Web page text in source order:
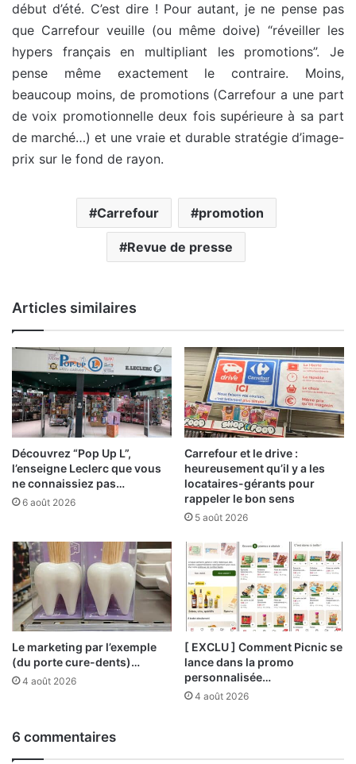
début d’été. C’est dire ! Pour autant, je ne pense pas
que Carrefour veuille (ou même doive) “réveiller les
hypers français en multipliant les promotions”. Je
pense même exactement le contraire. Moins,
beaucoup moins, de promotions (Carrefour a une part
de voix promotionnelle deux fois supérieure à sa part
de marché…) et une vraie et durable stratégie d’image-
prix sur le fond de rayon.
Carrefour promotion
Revue de presse
Articles similaires
Découvrez “Pop Up L”,
l’enseigne Leclerc que vous
ne connaissiez pas…
6 août 2026
Carrefour et le drive :
heureusement qu’il y a les
locataires-gérants pour
rappeler le bon sens
5 août 2026
Le marketing par l’exemple
(du porte cure-dents)…
4 août 2026
[ EXCLU ] Comment Picnic se
lance dans la promo
personnalisée…
4 août 2026
6 commentaires